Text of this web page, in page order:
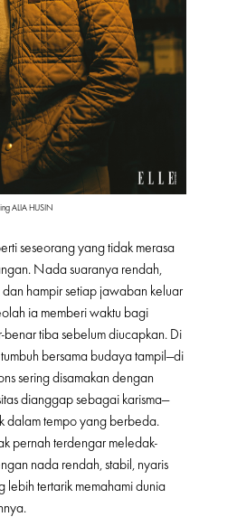
ALIA HUSIN
seseorang yang tidak merasa
Nada suaranya rendah,
dan hampir setiap jawaban keluar
ia memberi waktu bagi
benar tiba sebelum diucapkan. Di
bersama budaya tampil—di
sering disamakan dengan
dianggap sebagai karisma—
dalam tempo yang berbeda.
pernah terdengar meledak-
nada rendah, stabil, nyaris
lebih tertarik memahami dunia